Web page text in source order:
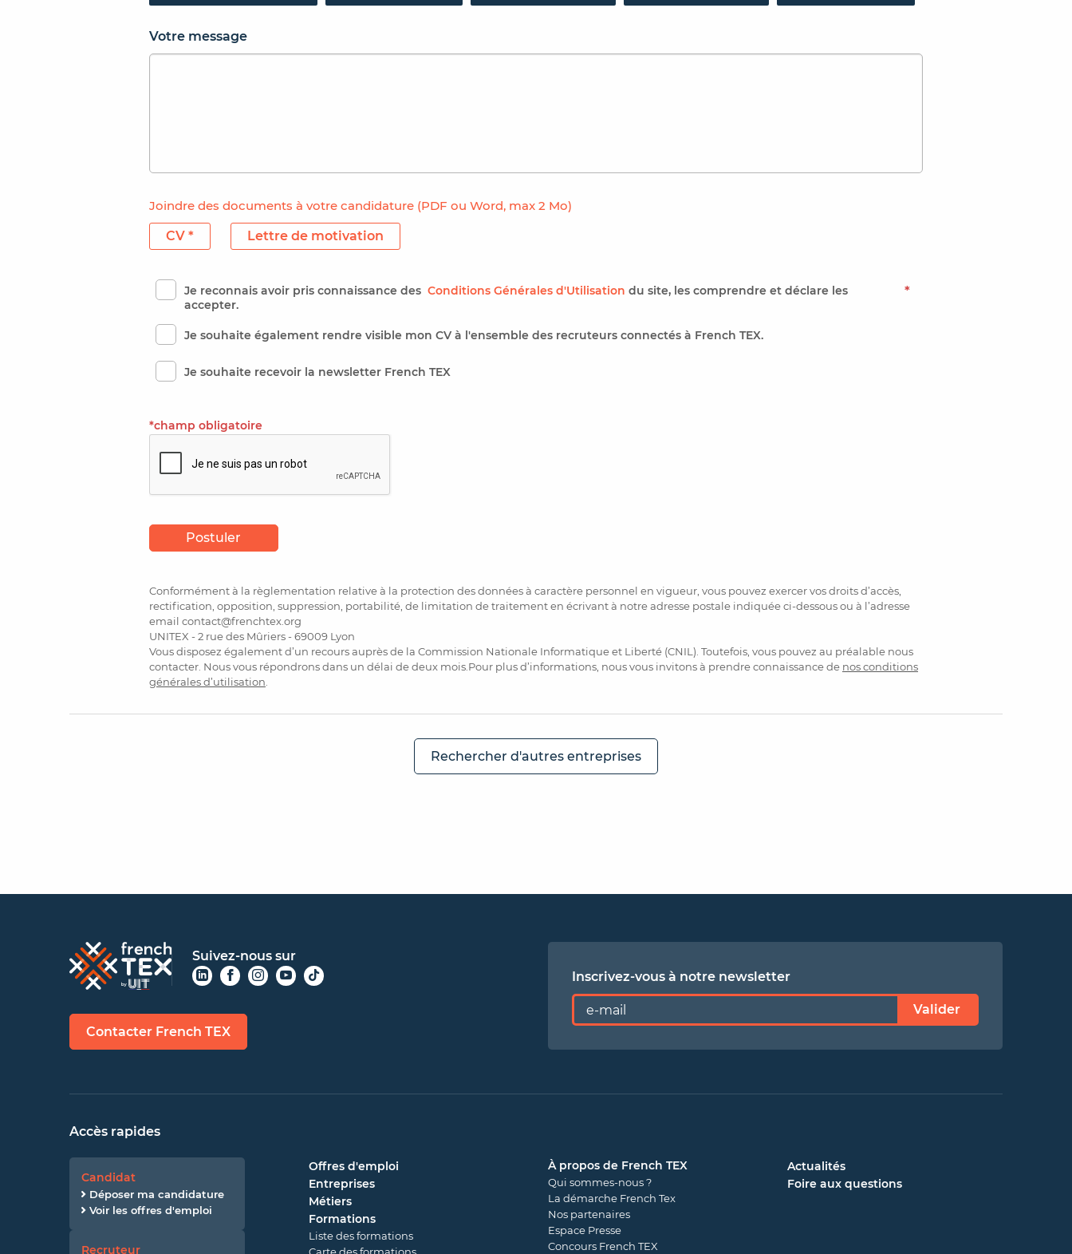
Votre message
Joindre des documents à votre candidature (PDF ou Word, max 2 Mo)
CV *
Lettre de motivation
Je reconnais avoir pris connaissance des Conditions Générales d'Utilisation du site, les comprendre et déclare les
accepter.
*
Je souhaite également rendre visible mon CV à l'ensemble des recruteurs connectés à French TEX.
Je souhaite recevoir la newsletter French TEX
*champ obligatoire
Conformément à la règlementation relative à la protection des données à caractère personnel en vigueur, vous pouvez exercer vos droits d’accès,
rectification, opposition, suppression, portabilité, de limitation de traitement en écrivant à notre adresse postale indiquée ci-dessous ou à l’adresse
email contact@frenchtex.org
UNITEX - 2 rue des Mûriers - 69009 Lyon
Vous disposez également d’un recours auprès de la Commission Nationale Informatique et Liberté (CNIL). Toutefois, vous pouvez au préalable nous
contacter. Nous vous répondrons dans un délai de deux mois.Pour plus d’informations, nous vous invitons à prendre connaissance de nos conditions
générales d’utilisation
Rechercher d'autres entreprises
Suivez-nous sur
Contacter French TEX
Inscrivez-vous à notre newsletter
Valider
Accès rapides
Candidat
Déposer ma candidature
Voir les offres d'emploi
Recruteur
Offres d'emploi
Entreprises
Métiers
Formations
Liste des formations
À propos de French TEX
Qui sommes-nous ?
La démarche French Tex
Nos partenaires
Espace Presse
Concours French TEX
Actualités
Foire aux questions